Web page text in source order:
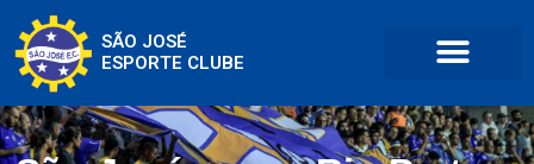
SÃO JOSÉ
ESPORTE CLUBE